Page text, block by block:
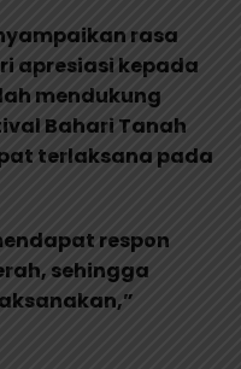
rasa
apresiasi kepada
mendukung
Bahari Tanah
terlaksana pada
respon
sehingga